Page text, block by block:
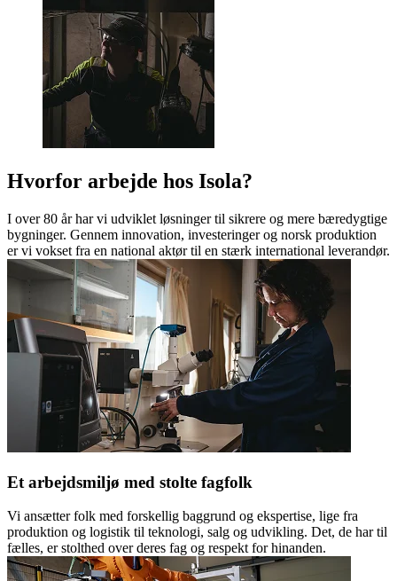
Hvorfor arbejde hos Isola?
I over 80 år har vi udviklet løsninger til sikrere og mere bæredygtige
bygninger. Gennem innovation, investeringer og norsk produktion
er vi vokset fra en national aktør til en stærk international leverandør.
Et arbejdsmiljø med stolte fagfolk
Vi ansætter folk med forskellig baggrund og ekspertise, lige fra
produktion og logistik til teknologi, salg og udvikling. Det, de har til
fælles, er stolthed over deres fag og respekt for hinanden.